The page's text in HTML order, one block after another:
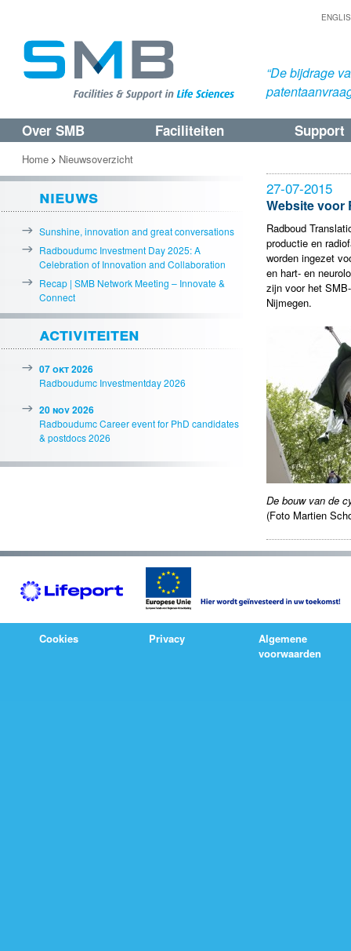
“De bijdrage
Spring
naar
de
primaire
inhoud
Spring
naar
de
secundaire
inhoud
Over SMB Faciliteiten Support
27-07-2015
Website voor
Radboud
productie en
worden ingezet
en hart- en
zijn voor het
Nijmegen.
De bouw van de
(Foto Martien
Home > Nieuwsoverzicht
nieuws
Sunshine, innovation and great conversations
Radboudumc Investment Day 2025: A
Celebration of Innovation and Collaboration
Recap | SMB Network Meeting – Innovate &
Connect
activiteiten
07 okt 2026
Radboudumc Investmentday 2026
20 nov 2026
Radboudumc Career event for PhD candidates
& postdocs 2026
Cookies Privacy
Algemene
voorwaarden